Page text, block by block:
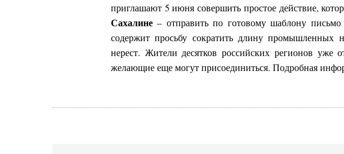
приглашают 5 июня совершить простое действие,
Сахалине – отправить по готовому шаблону
содержит просьбу сократить длину промышленных
нерест. Жители десятков российских регионов уже
желающие еще могут присоединиться. Подробная